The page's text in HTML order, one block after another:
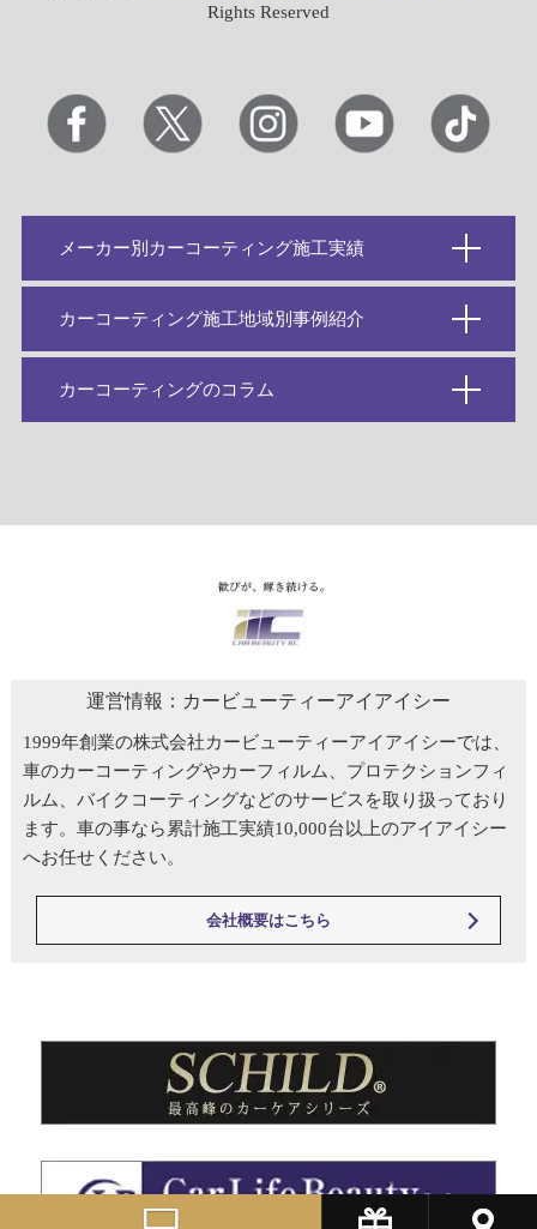
Rights Reserved
メーカー別カーコーティング施工実績
カーコーティング施工地域別事例紹介
カーコーティングのコラム
運営情報：カービューティーアイアイシー
1999年創業の株式会社カービューティーアイアイシーでは、
車のカーコーティングやカーフィルム、プロテクションフィ
ルム、バイクコーティングなどのサービスを取り扱っており
ます。車の事なら累計施工実績10,000台以上のアイアイシー
へお任せください。
会社概要はこちら